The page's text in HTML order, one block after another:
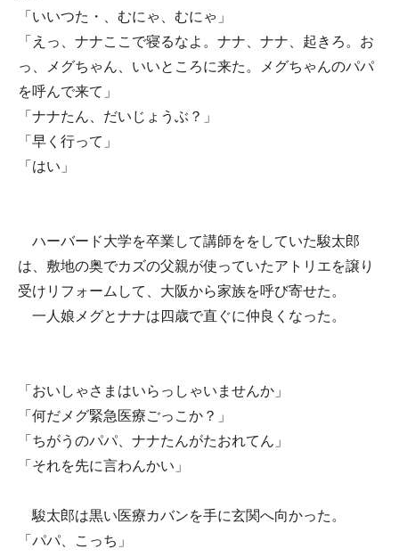
「いいつた・、むにゃ、むにゃ」
「えっ、ナナここで寝るなよ。ナナ、ナナ、起きろ。お
っ、メグちゃん、いいところに来た。メグちゃんのパパ
を呼んで来て」
「ナナたん、だいじょうぶ？」
「早く行って」
「はい」
ハーバード大学を卒業して講師ををしていた駿太郎
は、敷地の奥でカズの父親が使っていたアトリエを譲り
受けリフォームして、大阪から家族を呼び寄せた。
一人娘メグとナナは四歳で直ぐに仲良くなった。
「おいしゃさまはいらっしゃいませんか」
「何だメグ緊急医療ごっこか？」
「ちがうのパパ、ナナたんがたおれてん」
「それを先に言わんかい」
駿太郎は黒い医療カバンを手に玄関へ向かった。
「パパ、こっち」